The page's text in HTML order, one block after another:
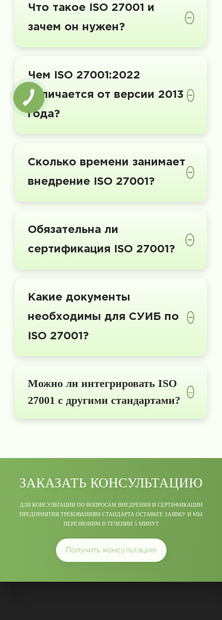
Что такое ISO 27001 и
зачем он нужен?
–
Чем ISO 27001:2022
отличается от версии 2013
года?
–
Сколько времени занимает
внедрение ISO 27001?
–
Обязательна ли
сертификация ISO 27001?
–
Какие документы
необходимы для СУИБ по
ISO 27001?
–
Можно ли интегрировать ISO
27001 с другими стандартами?
–
ЗАКАЗАТЬ КОНСУЛЬТАЦИЮ
ДЛЯ КОНСУЛЬТАЦИИ ПО ВОПРОСАМ ВНЕДРЕНИЯ И СЕРТИФИКАЦИИ
ПРЕДПРИЯТИЯ ТРЕБОВАНИЯМ СТАНДАРТА ОСТАВЬТЕ ЗАЯВКУ И МЫ
ПЕРЕЗВОНИМ В ТЕЧЕНИИ 5 МИНУТ
Получить консультацию